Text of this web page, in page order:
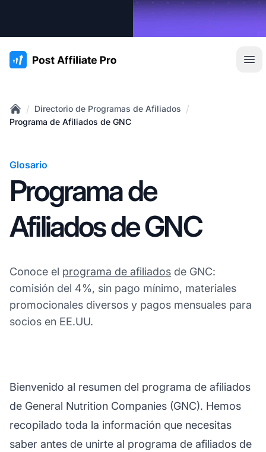
:site.title
Home
/ Directorio de Programas de Afiliados /
Programa de Afiliados de GNC
Glosario
Programa de
Afiliados de GNC
Conoce el programa de afiliados de GNC:
comisión del 4%, sin pago mínimo, materiales
promocionales diversos y pagos mensuales para
socios en EE.UU.
Bienvenido al resumen del programa de afiliados
de General Nutrition Companies (GNC). Hemos
recopilado toda la información que necesitas
saber antes de unirte al programa de afiliados de